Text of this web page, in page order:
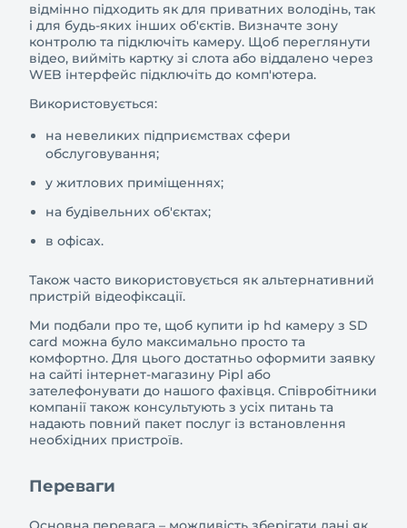
відмінно підходить як для приватних володінь, так
і для будь-яких інших об'єктів. Визначте зону
контролю та підключіть камеру. Щоб переглянути
відео, вийміть картку зі слота або віддалено через
WEB інтерфейс підключіть до комп'ютера.
Використовується:
на невеликих підприємствах сфери
обслуговування;
у житлових приміщеннях;
на будівельних об'єктах;
в офісах.
Також часто використовується як альтернативний
пристрій відеофіксації.
Ми подбали про те, щоб купити ip hd камеру з SD
card можна було максимально просто та
комфортно. Для цього достатньо оформити заявку
на сайті інтернет-магазину Pipl або
зателефонувати до нашого фахівця. Співробітники
компанії також консультують з усіх питань та
надають повний пакет послуг із встановлення
необхідних пристроїв.
Переваги